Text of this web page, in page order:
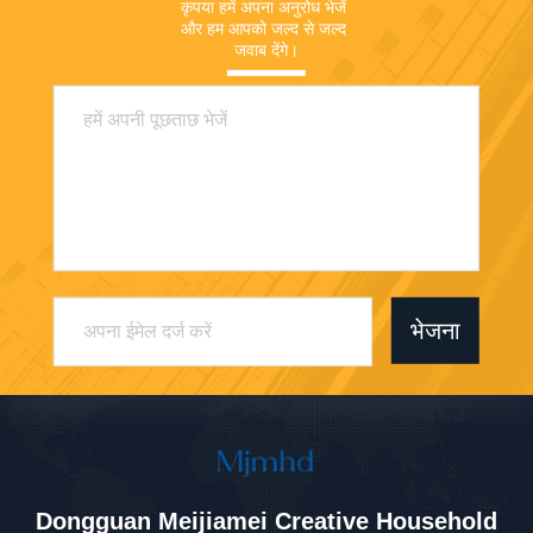
कृपया हमें अपना अनुरोध भेजें
और हम आपको जल्द से जल्द
जवाब देंगे।
भेजना
Dongguan Meijiamei Creative Household